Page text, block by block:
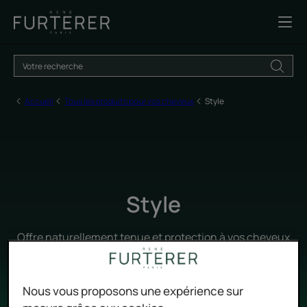
Accueil Tous les produits pour vos cheveux Style
Style
Offre naturellement tenue et protection à vos cheveux
Nous vous proposons une expérience sur